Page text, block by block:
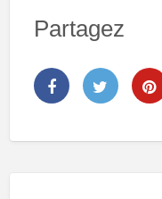
Partagez